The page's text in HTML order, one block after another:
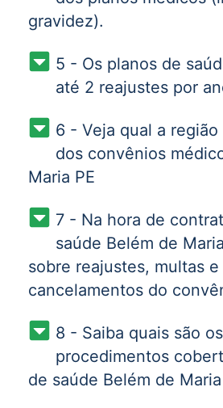
gravidez).
5 - Os planos de
até 2 reajustes por
6 - Veja qual a
dos convênios
Maria PE
7 - Na hora de
saúde Belém de
sobre reajustes, multas e
cancelamentos do
8 - Saiba quais são os
procedimentos
de saúde Belém de Maria